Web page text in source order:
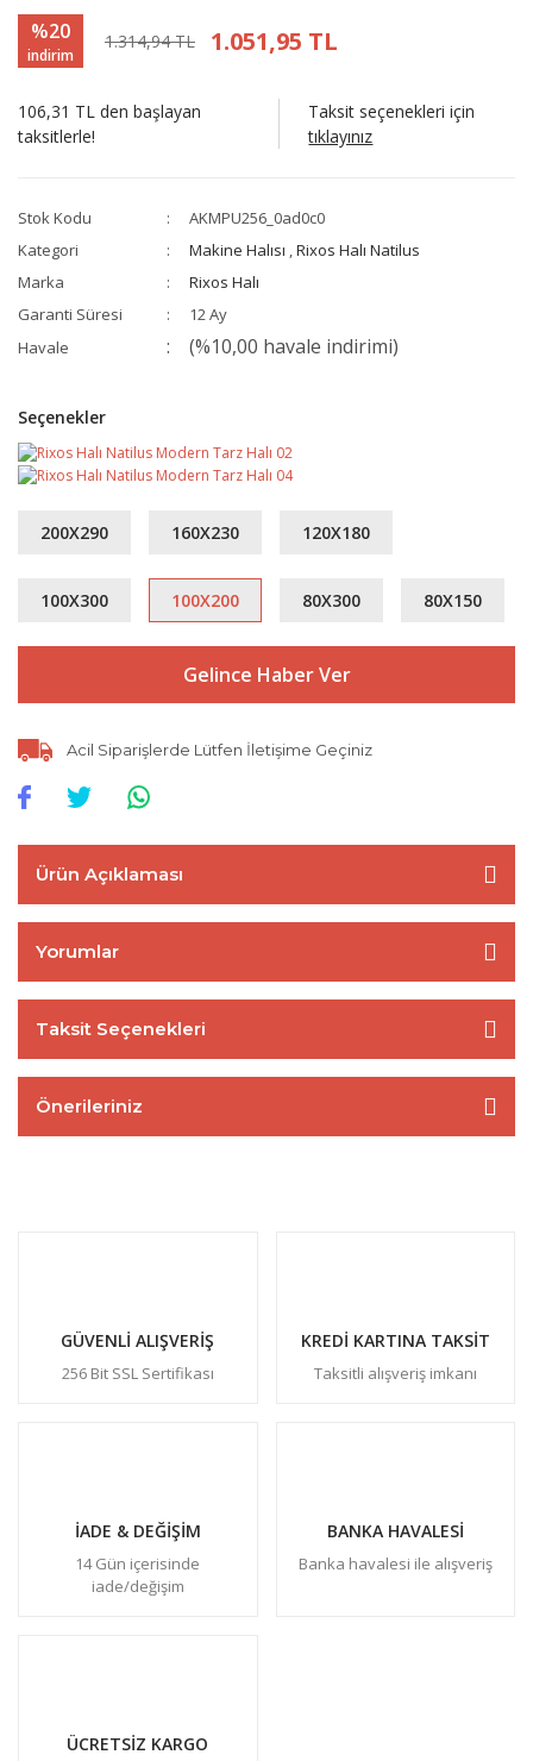
%20
indirim
1.314,94 TL 1.051,95 TL
106,31 TL den başlayan
taksitlerle!
Taksit seçenekleri için
tıklayınız
Stok Kodu
AKMPU256_0ad0c0
Kategori
Makine Halısı ,Rixos Halı Natilus
Marka
Rixos Halı
Garanti Süresi
12 Ay
Havale
(%10,00 havale indirimi)
Seçenekler
200X290 160X230 120X180
100X300 100X200 80X300 80X150
Gelince Haber Ver
Acil Siparişlerde Lütfen İletişime Geçiniz
Ürün Açıklaması
Yorumlar
Taksit Seçenekleri
Önerileriniz
GÜVENLİ ALIŞVERİŞ
256 Bit SSL Sertifikası
KREDİ KARTINA TAKSİT
Taksitli alışveriş imkanı
İADE & DEĞİŞİM
14 Gün içerisinde
iade/değişim
BANKA HAVALESİ
Banka havalesi ile alışveriş
ÜCRETSİZ KARGO